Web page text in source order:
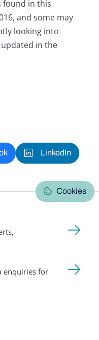
found in this
and some may
looking into
in the
LinkedIn
Cookies
enquiries for